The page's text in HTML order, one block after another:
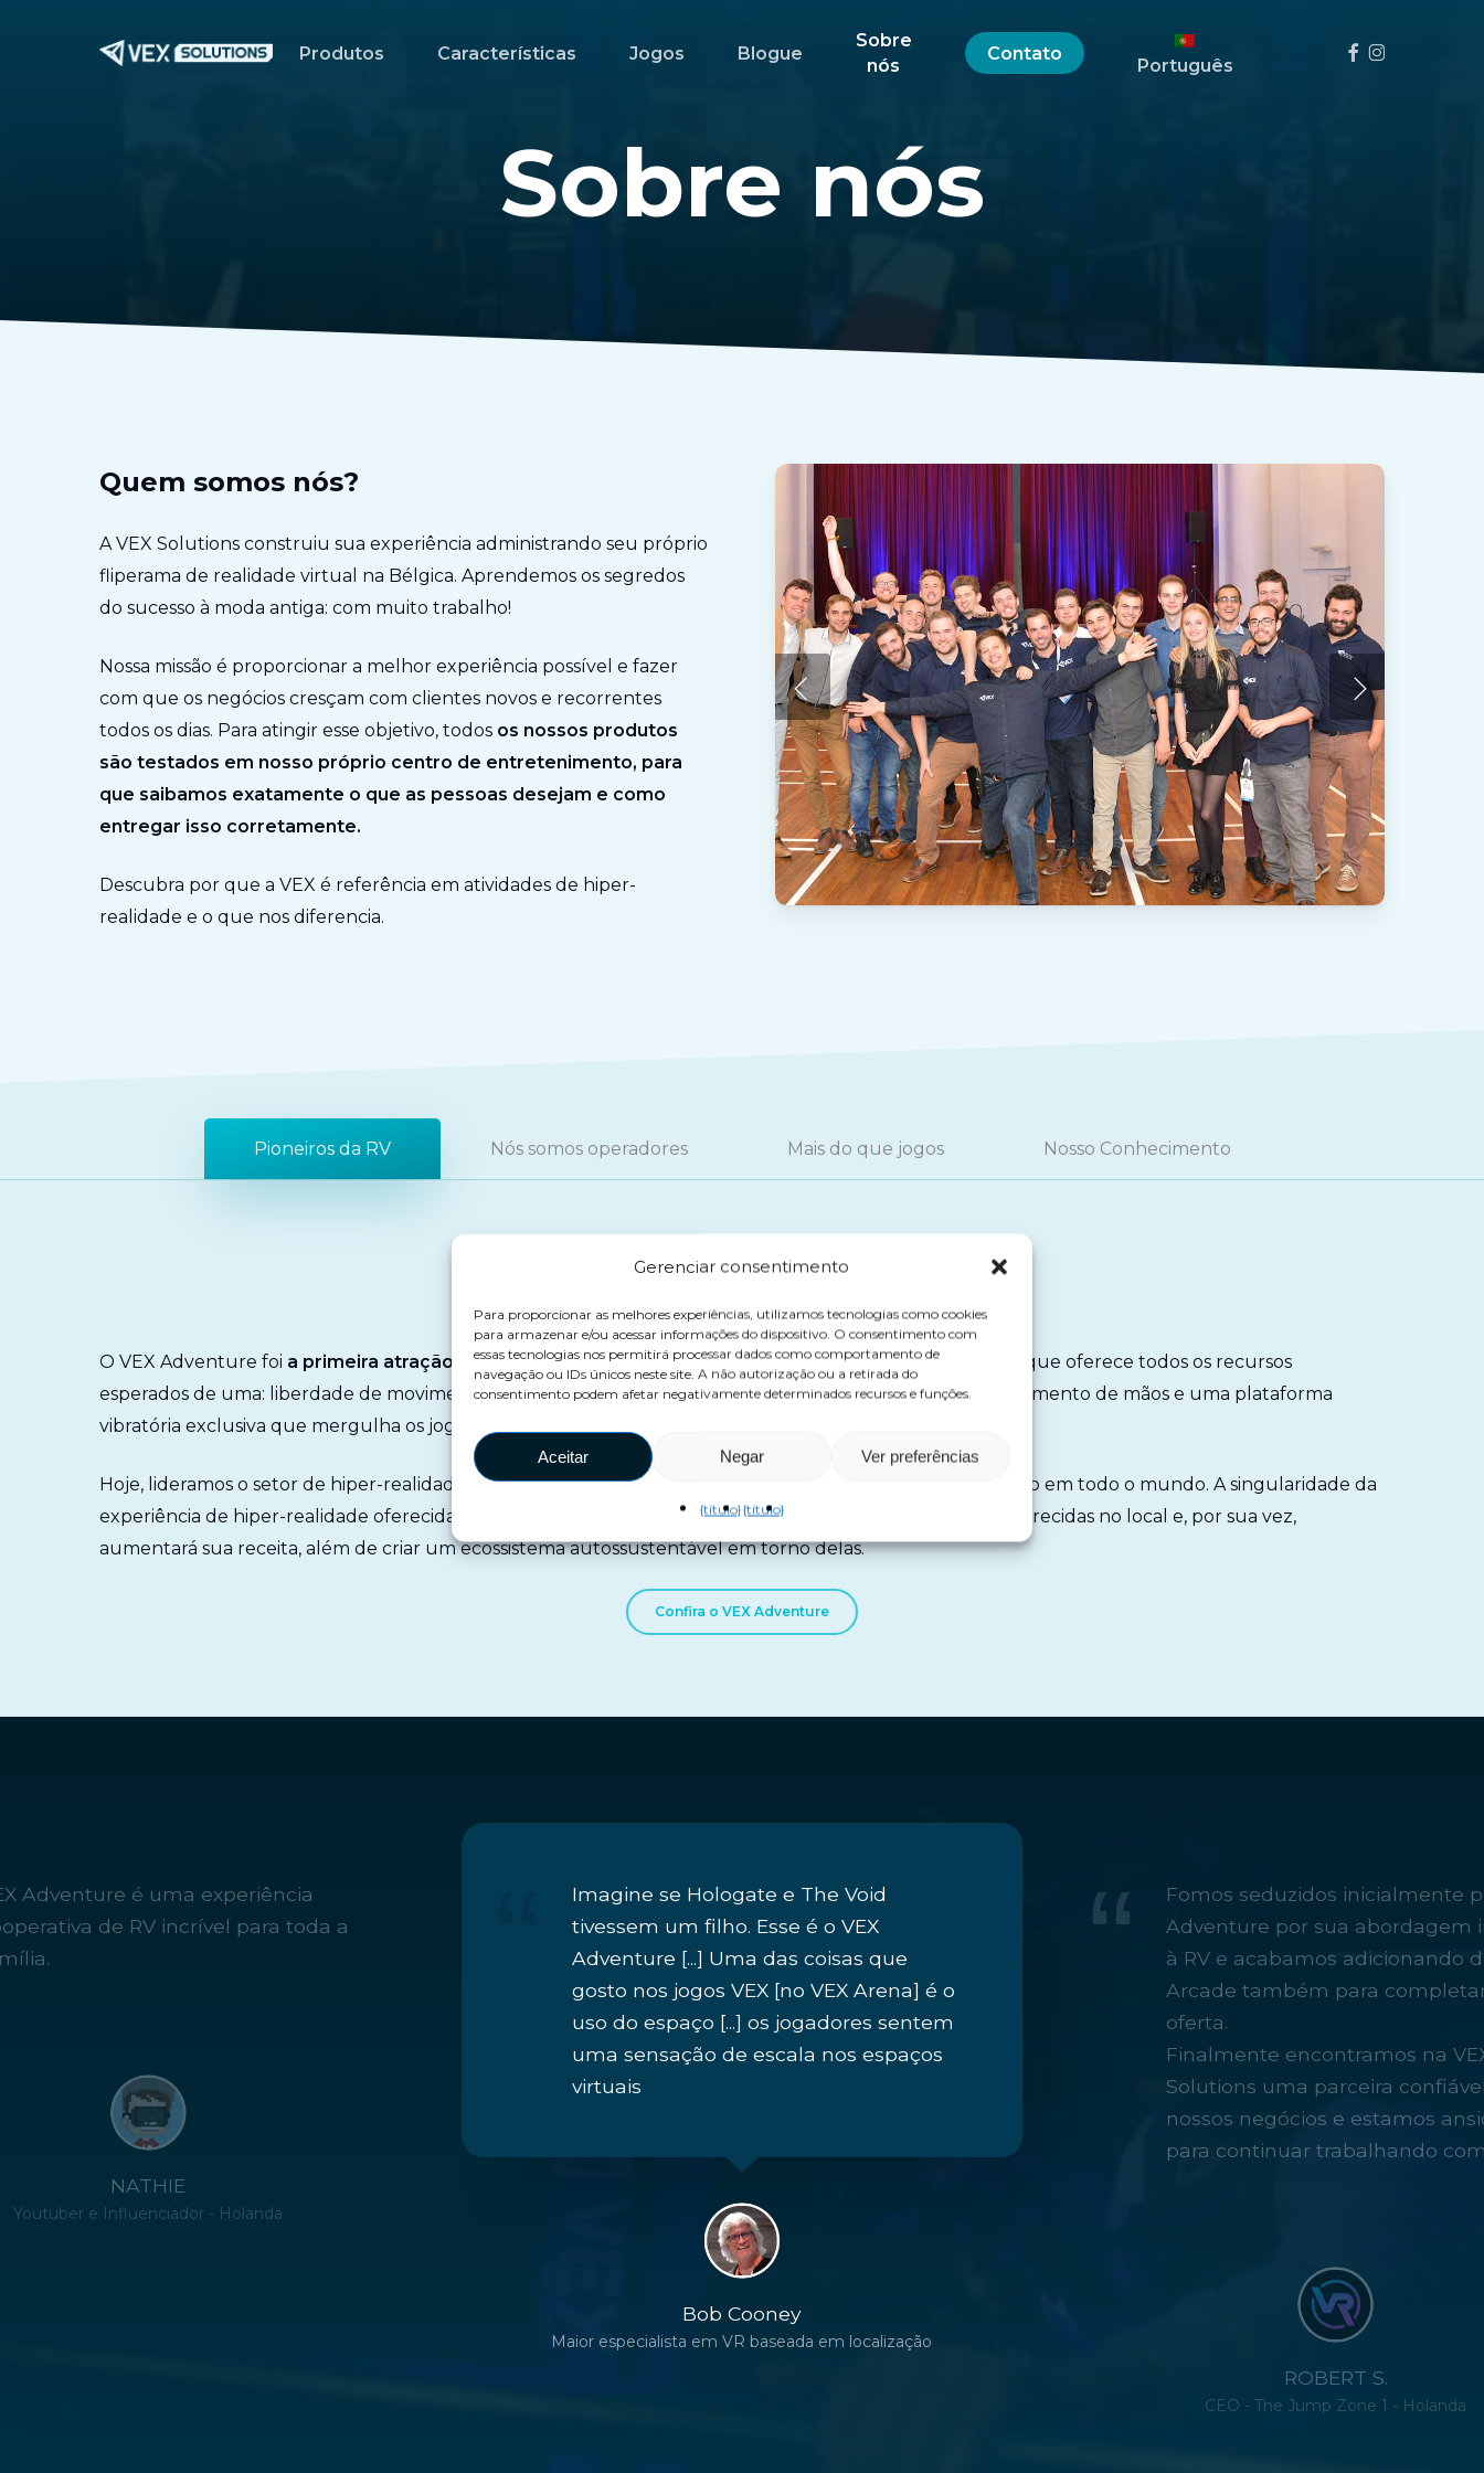
Gerenciar consentimento
Para proporcionar as melhores experiências, utilizamos tecnologias como cookies
para armazenar e/ou acessar informações do dispositivo. O consentimento com
essas tecnologias nos permitirá processar dados como comportamento de
navegação ou IDs únicos neste site. A não autorização ou a retirada do
consentimento podem afetar negativamente determinados recursos e funções.
Aceitar Negar Ver preferências
{título}{título}
Produtos Características Jogos Blogue
Sobre
nós
Contato
Português
Facebook
Instagram
Sobre nós
Quem somos nós?
A VEX Solutions construiu sua experiência administrando seu próprio
fliperama de realidade virtual na Bélgica. Aprendemos os segredos
do sucesso à moda antiga: com muito trabalho!
Nossa missão é proporcionar a melhor experiência possível e fazer
com que os negócios cresçam com clientes novos e recorrentes
todos os dias. Para atingir esse objetivo, todos os nossos produtos
são testados em nosso próprio centro de entretenimento, para
que saibamos exatamente o que as pessoas desejam e como
entregar isso corretamente.
Descubra por que a VEX é referência em atividades de hiper-
realidade e o que nos diferencia.
Pioneiros da RV Nós somos operadores Mais do que jogos Nosso Conhecimento
Pioneiros da Hiper-Realidade
O VEX Adventure foi a primeira atração de hiper-realidade pronta para usona LBE e até hoje é o único que oferece todos os recursos
esperados de uma: liberdade de movimento, efeitos 4D, design atraente, múltiplas experiências, reconhecimento de mãos e uma plataforma
vibratória exclusiva que mergulha os jogadores em novas realidades.
Hoje, lideramos o setor de hiper-realidade com nossas atrações, que contam com um histórico comprovado em todo o mundo. A singularidade da
experiência de hiper-realidade oferecida funciona como uma âncora para todas as atividades adicionais oferecidas no local e, por sua vez,
aumentará sua receita, além de criar um ecossistema autossustentável em torno delas.
Confira o VEX Adventure
Imagine se Hologate e The Void
tivessem um filho. Esse é o VEX
Adventure [...] Uma das coisas que
gosto nos jogos VEX [no VEX Arena] é o
uso do espaço [...] os jogadores sentem
uma sensação de escala nos espaços
virtuais
Bob Cooney
Maior especialista em VR baseada em localização
Fomos seduzidos inicialmente
Adventure por sua abordagem
à RV e acabamos adicionando
Arcade também para
oferta.
Finalmente encontramos na
Solutions uma parceira
nossos negócios e estamos
para continuar trabalhando
ROBERT S.
CEO - The Jump Zone 1 - Holanda
Adventure é uma experiência
de RV incrível para toda a
NATHIE
Youtuber e Influenciador - Holanda